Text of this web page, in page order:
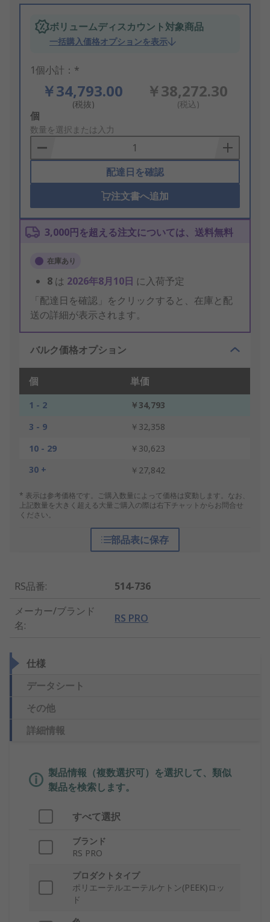
ボリュームディスカウント対象商品
一括購入価格オプションを表示
1個小計：*
￥34,793.00
(税抜)
￥38,272.30
(税込)
Add
to
Basket
個
数量を選択または入力
配達日を確認
注文書へ追加
3,000円を超える注文については、送料無料
在庫あり
8 は 2026年8月10日 に入荷予定
「配達日を確認」をクリックすると、在庫と配
送の詳細が表示されます。
バルク価格オプション
個 単価
1 - 2
￥34,793
3 - 9
￥32,358
10 - 29
￥30,623
30 +
￥27,842
* 表示は参考価格です。ご購入数量によって価格は変動します。なお、
上記数量を大きく超える大量ご購入の際は右下チャットからお問合せ
ください。
部品表に保存
RS品番:
514-736
メーカー/ブランド
名:
RS PRO
仕様
データシート
その他
詳細情報
製品情報（複数選択可）を選択して、類似
製品を検索します。
すべて選択
ブランド
RS PRO
プロダクトタイプ
ポリエーテルエーテルケトン(PEEK)ロッ
ド